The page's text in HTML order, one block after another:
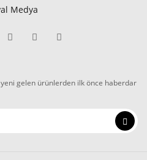
Medya
gelen ürünlerden ilk önce haberdar